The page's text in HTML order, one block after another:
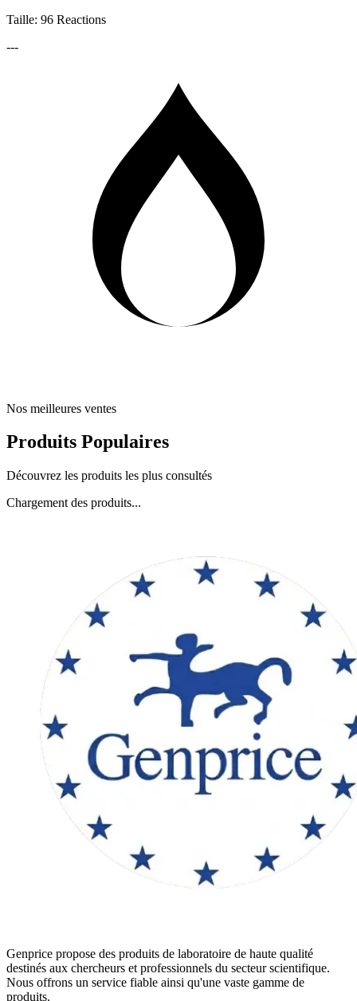
Taille: 96 Reactions
---
Nos meilleures ventes
Produits Populaires
Découvrez les produits les plus consultés
Chargement des produits...
Genprice propose des produits de laboratoire de haute qualité
destinés aux chercheurs et professionnels du secteur scientifique.
Nous offrons un service fiable ainsi qu'une vaste gamme de
produits.